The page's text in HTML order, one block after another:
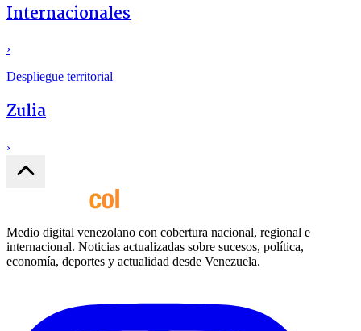
Internacionales
›
Despliegue territorial
Zulia
›
Medio digital venezolano con cobertura nacional, regional e
internacional. Noticias actualizadas sobre sucesos, política,
economía, deportes y actualidad desde Venezuela.